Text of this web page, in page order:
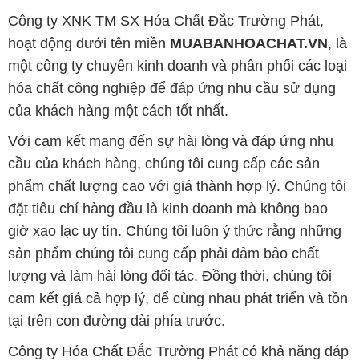
Công ty XNK TM SX Hóa Chất Đắc Trường Phát,
hoạt động dưới tên miền MUABANHOACHAT.VN, là
một công ty chuyên kinh doanh và phân phối các loại
hóa chất công nghiệp để đáp ứng nhu cầu sử dụng
của khách hàng một cách tốt nhất.
Với cam kết mang đến sự hài lòng và đáp ứng nhu
cầu của khách hàng, chúng tôi cung cấp các sản
phẩm chất lượng cao với giá thành hợp lý. Chúng tôi
đặt tiêu chí hàng đầu là kinh doanh mà không bao
giờ xao lạc uy tín. Chúng tôi luôn ý thức rằng những
sản phẩm chúng tôi cung cấp phải đảm bảo chất
lượng và làm hài lòng đối tác. Đồng thời, chúng tôi
cam kết giá cả hợp lý, để cùng nhau phát triển và tồn
tại trên con đường dài phía trước.
Công ty Hóa Chất Đắc Trường Phát có khả năng đáp